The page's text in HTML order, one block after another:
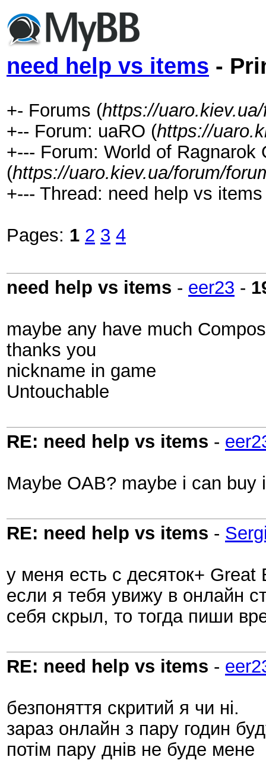
need help vs items -
+- Forums (https://
+-- Forum: uaRO (https://
+--- Forum: World of Ragnarok
(https://uaro.kiev.ua/forum/
+--- Thread: need help vs
Pages: 1 2 3 4
need help vs items - eer23 -
maybe any have much
thanks you
nickname in game
Untouchable
RE: need help vs items -
Maybe OAB? maybe i can buy
RE: need help vs items -
у меня есть с десяток+ Great
если я тебя увижу в онлайн
себя скрыл, то тогда пиши
RE: need help vs items -
безпоняття скритий я чи ні.
зараз онлайн з пару годин
потім пару днів не буде мене